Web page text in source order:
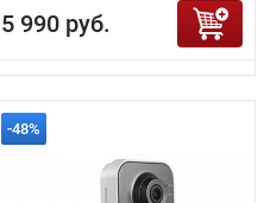
5 990 руб.
-48%